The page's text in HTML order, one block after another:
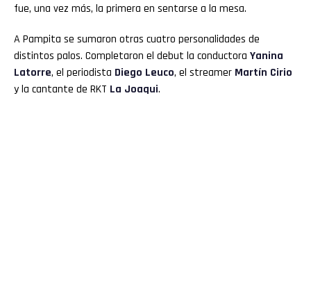
fue, una vez más, la primera en sentarse a la mesa.
A Pampita se sumaron otras cuatro personalidades de
distintos palos. Completaron el debut la conductora Yanina
Latorre, el periodista Diego Leuco, el streamer Martín Cirio
y la cantante de RKT La Joaqui.